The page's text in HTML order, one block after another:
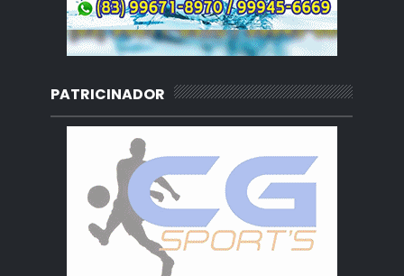
PATRICINADOR